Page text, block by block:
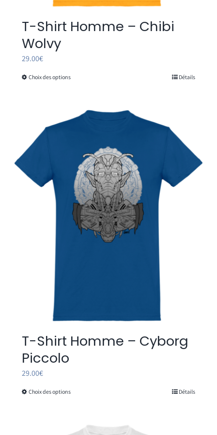
T-Shirt Homme – Chibi
Wolvy
29.00€
Choix des optionsCe
plusieurs
options
peuvent
être
choisies
sur
la
Détails
T-Shirt Homme – Cyborg
Piccolo
29.00€
Choix des optionsCe
Détails